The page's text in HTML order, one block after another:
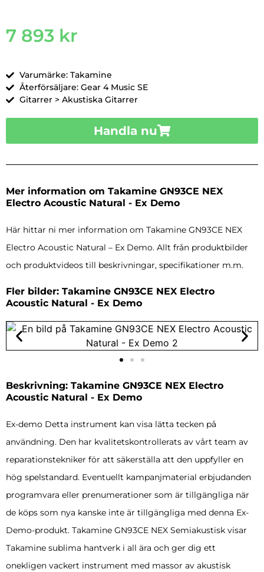
7 893 kr
Varumärke: Takamine
Återförsäljare: Gear 4 Music SE
Gitarrer > Akustiska Gitarrer
Handla nu
Mer information om Takamine GN93CE NEX
Electro Acoustic Natural - Ex Demo
Här hittar ni mer information om Takamine GN93CE NEX
Electro Acoustic Natural – Ex Demo. Allt från produktbilder
och produktvideos till beskrivningar, specifikationer m.m.
Fler bilder: Takamine GN93CE NEX Electro
Acoustic Natural - Ex Demo
Beskrivning: Takamine GN93CE NEX Electro
Acoustic Natural - Ex Demo
Ex-demo Detta instrument kan visa lätta tecken på
användning. Den har kvalitetskontrollerats av vårt team av
reparationstekniker för att säkerställa att den uppfyller en
hög spelstandard. Eventuellt kampanjmaterial erbjudanden
programvara eller prenumerationer som är tillgängliga när
de köps som nya kanske inte är tillgängliga med denna Ex-
Demo-produkt. Takamine GN93CE NEX Semiakustisk visar
Takamine sublima hantverk i all ära och ger dig ett
onekligen vackert instrument med massor av akustisk